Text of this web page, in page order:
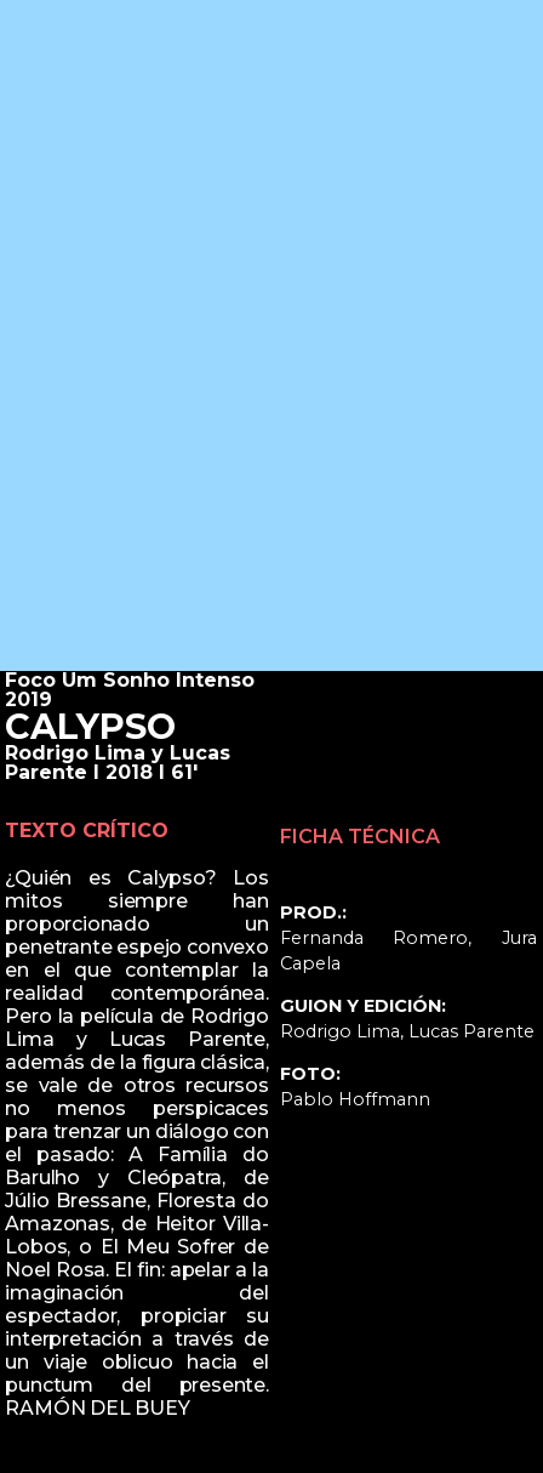
Foco Um Sonho Intenso
2019
CALYPSO
Rodrigo Lima y Lucas
Parente I 2018 I 61'
TEXTO CRÍTICO
¿Quién es Calypso? Los
mitos siempre han
proporcionado un
penetrante espejo convexo
en el que contemplar la
realidad contemporánea.
Pero la película de Rodrigo
Lima y Lucas Parente,
además de la figura clásica,
se vale de otros recursos
no menos perspicaces
para trenzar un diálogo con
el pasado: A Família do
Barulho y Cleópatra, de
Júlio Bressane, Floresta do
Amazonas, de Heitor Villa-
Lobos, o El Meu Sofrer de
Noel Rosa. El fin: apelar a la
imaginación del
espectador, propiciar su
interpretación a través de
un viaje oblicuo hacia el
punctum del presente.
RAMÓN DEL BUEY
FICHA TÉCNICA
PROD.:
Fernanda Romero, Jura
Capela
GUION Y EDICIÓN:
Rodrigo Lima, Lucas Parente
FOTO:
Pablo Hoffmann